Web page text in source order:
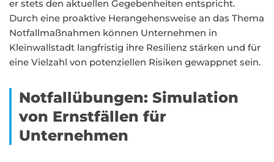
er stets den aktuellen Gegebenheiten entspricht.
Durch eine proaktive Herangehensweise an das Thema
Notfallmaßnahmen können Unternehmen in
Kleinwallstadt langfristig ihre Resilienz stärken und für
eine Vielzahl von potenziellen Risiken gewappnet sein.
Notfallübungen: Simulation
von Ernstfällen für
Unternehmen